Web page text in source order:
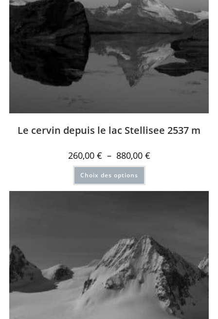
Le cervin depuis le lac Stellisee 2537 m
260,00 € – 880,00 €
Choix des options